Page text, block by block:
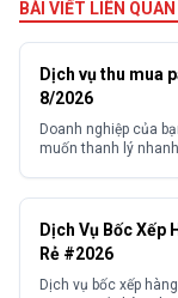
BÀI VIẾT LIÊN QUAN
Dịch vụ thu mua
8/2026
Doanh nghiệp của
muốn thanh lý
Dịch Vụ Bốc Xếp
Rẻ #2026
Dịch vụ bốc xếp